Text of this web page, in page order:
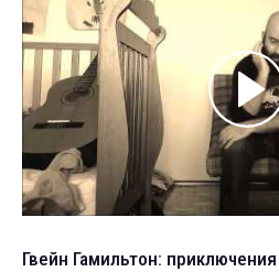
Гвейн Гамильтон: